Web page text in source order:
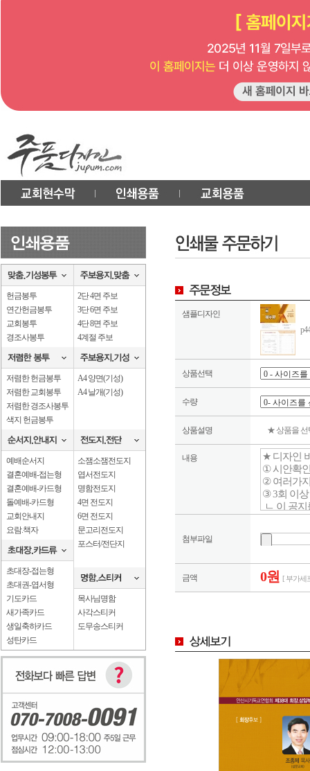
헌금봉투
연간헌금봉투
교회봉투
경조사봉투
저렴한 헌금봉투
저렴한 교회봉투
저렴한 경조사봉투
색지 헌금봉투
예배순서지
결혼예배-접는형
결혼예배-카드형
돌예배-카드형
교회안내지
요람.책자
초대장-접는형
초대권-엽서형
기도카드
새가족카드
생일축하카드
성탄카드
2단 4면 주보
3단 6면 주보
4단 8면 주보
4계절 주보
A4 양면(기성)
A4 날개(기성)
소잼소잼전도지
엽서전도지
명함전도지
4면 전도지
6면 전도지
문고리전도지
포스터/전단지
목사님명함
사각스티커
도무송스티커
샘플디자인
상품선택
수량
상품설명 ★ 상품을 선
내용
첨부파일
금액 0원 [ 부가세